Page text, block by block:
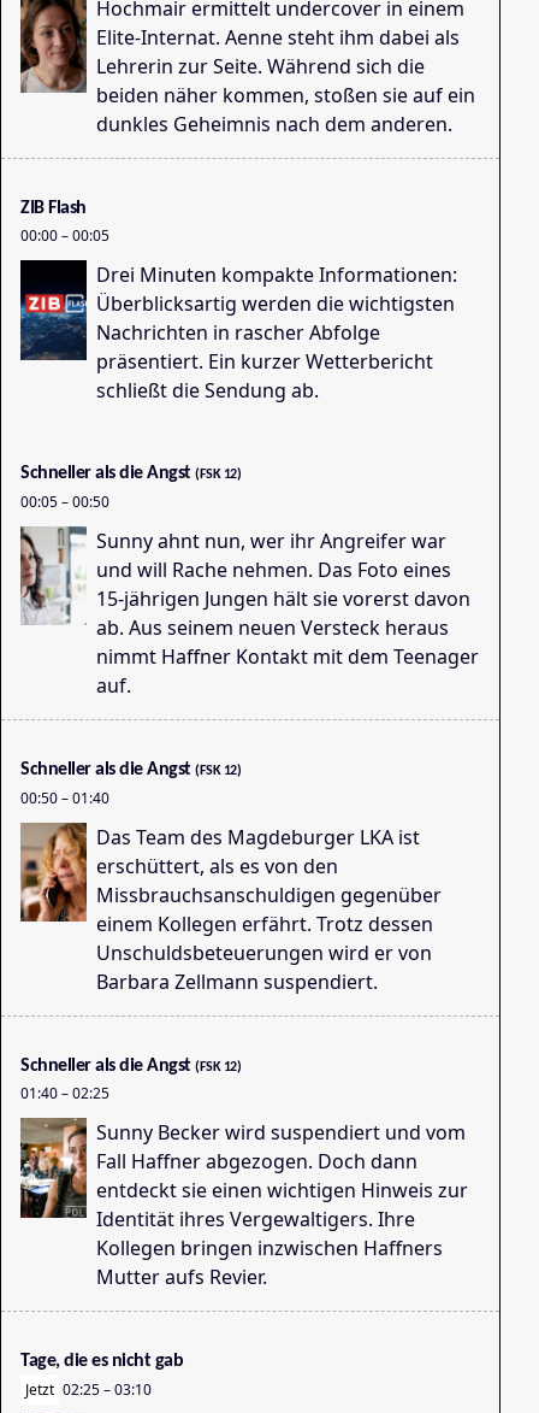
Hochmair ermittelt undercover in einem
Elite-Internat. Aenne steht ihm dabei als
Lehrerin zur Seite. Während sich die
beiden näher kommen, stoßen sie auf ein
dunkles Geheimnis nach dem anderen.
ZIB Flash
00:00–00:05
Drei Minuten kompakte Informationen:
Überblicksartig werden die wichtigsten
Nachrichten in rascher Abfolge
präsentiert. Ein kurzer Wetterbericht
schließt die Sendung ab.
Schneller als die Angst (FSK 12)
00:05–00:50
Sunny ahnt nun, wer ihr Angreifer war
und will Rache nehmen. Das Foto eines
15-jährigen Jungen hält sie vorerst davon
ab. Aus seinem neuen Versteck heraus
nimmt Haffner Kontakt mit dem Teenager
auf.
Schneller als die Angst (FSK 12)
00:50–01:40
Das Team des Magdeburger LKA ist
erschüttert, als es von den
Missbrauchsanschuldigen gegenüber
einem Kollegen erfährt. Trotz dessen
Unschuldsbeteuerungen wird er von
Barbara Zellmann suspendiert.
Schneller als die Angst (FSK 12)
01:40–02:25
Sunny Becker wird suspendiert und vom
Fall Haffner abgezogen. Doch dann
entdeckt sie einen wichtigen Hinweis zur
Identität ihres Vergewaltigers. Ihre
Kollegen bringen inzwischen Haffners
Mutter aufs Revier.
Tage, die es nicht gab
Jetzt 02:25–03:10